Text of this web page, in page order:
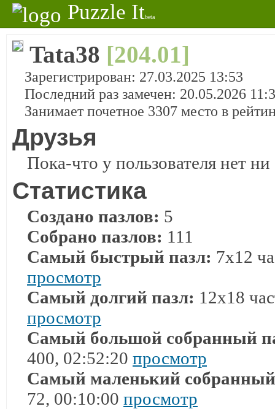
Puzzle Itbeta
Tata38 [204.01]
Зарегистрирован: 27.03.2025 13:53
Последний раз замечен: 20.05.2026
Занимает почетное 3307 место в
Друзья
Пока-что у пользователя нет
Статистика
Создано пазлов: 5
Собрано пазлов: 111
Самый быстрый пазл: 7x12
просмотр
Самый долгий пазл: 12x18
просмотр
Самый большой собранный
400, 02:52:20 просмотр
Самый маленький
72, 00:10:00 просмотр